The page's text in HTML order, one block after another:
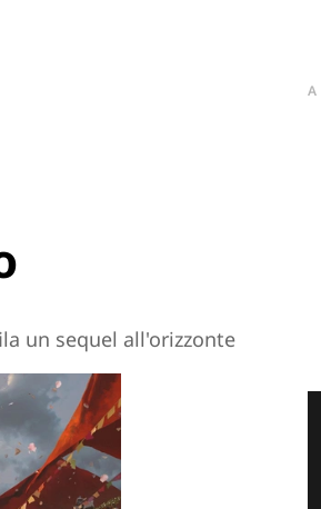
un sequel all'orizzonte